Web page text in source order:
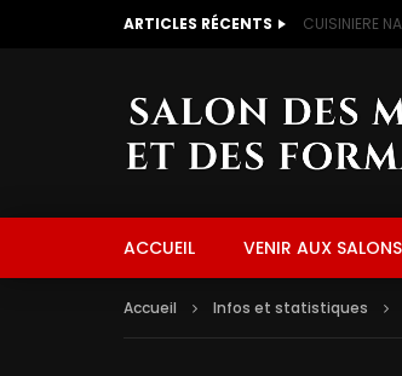
ARTICLES RÉCENTS CUISINIERE
ACCUEIL VENIR AUX SALONS
Accueil Infos et statistiques